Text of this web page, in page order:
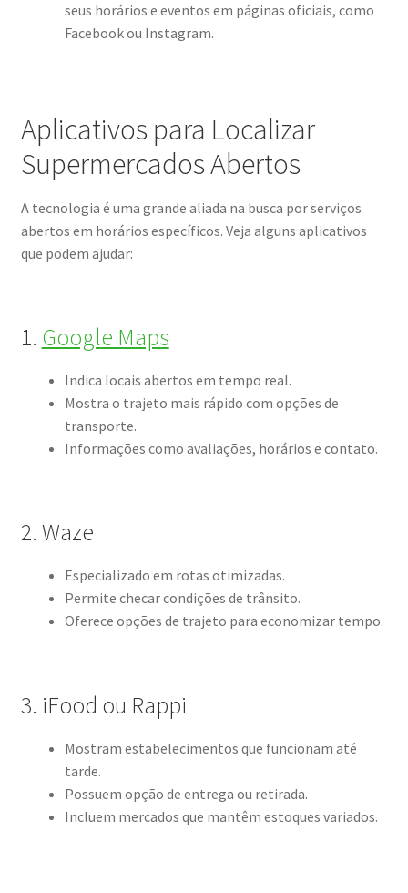
seus horários e eventos em páginas oficiais, como
Facebook ou Instagram.
Aplicativos para Localizar
Supermercados Abertos
A tecnologia é uma grande aliada na busca por serviços
abertos em horários específicos. Veja alguns aplicativos
que podem ajudar:
1. Google Maps
Indica locais abertos em tempo real.
Mostra o trajeto mais rápido com opções de
transporte.
Informações como avaliações, horários e contato.
2. Waze
Especializado em rotas otimizadas.
Permite checar condições de trânsito.
Oferece opções de trajeto para economizar tempo.
3. iFood ou Rappi
Mostram estabelecimentos que funcionam até
tarde.
Possuem opção de entrega ou retirada.
Incluem mercados que mantêm estoques variados.